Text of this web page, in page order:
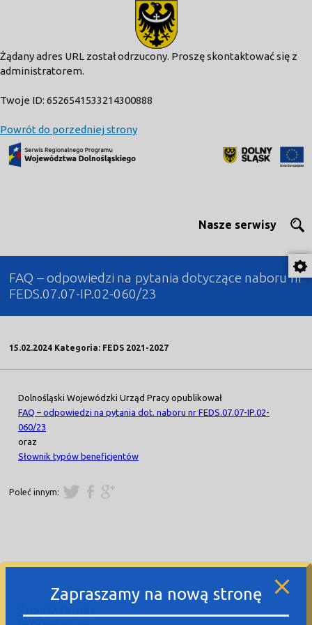
Żądany adres URL został odrzucony. Proszę skontaktować się z
administratorem.
Twoje ID: 6526541533214300888
Powrót do porzedniej strony
Nasze serwisy
FAQ – odpowiedzi na pytania dotyczące naboru nr
FEDS.07.07-IP.02-060/23
15.02.2024 Kategoria: FEDS 2021-2027
Dolnośląski Wojewódzki Urząd Pracy opublikował
FAQ – odpowiedzi na pytania dot. naboru nr FEDS.07.07-IP.02-
060/23
oraz
Słownik typów beneficjentów
Poleć innym:
Znajdź Punkt
modal-check
Zapraszamy na nową stronę